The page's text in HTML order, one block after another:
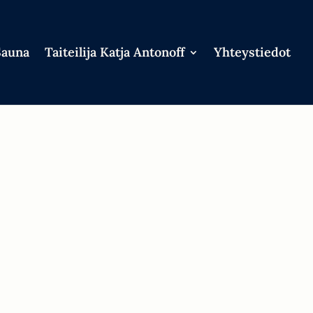
Taiteilija Katja Antonoff Yhteystiedot